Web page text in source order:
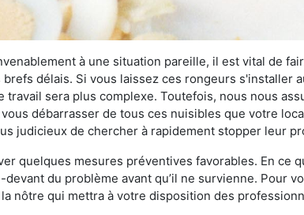
à une situation pareille, il est vital de
délais. Si vous laissez ces rongeurs
travail sera plus complexe. Toutefois, nous nous
débarrasser de tous ces nuisibles que votre
judicieux de chercher à rapidement stopper leur
quelques mesures préventives favorables. En ce
devant du problème avant qu’il ne survienne. Pour
nôtre qui mettra à votre disposition des